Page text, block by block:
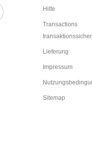
Hilfe
Transactions
Lieferung
Impressum
Sitemap